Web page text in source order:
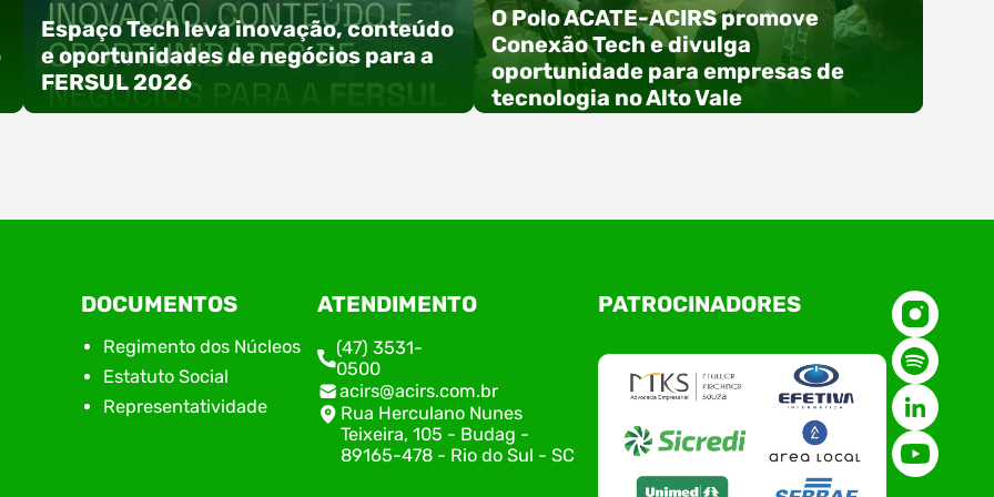
Espaço Tech leva inovação, conteúdo
e oportunidades de negócios para a
FERSUL 2026
A 15ª FERSUL – Feira Multissetorial do Alto Vale
do Itajaí acontece nos dias 12, 13 e 14 de agosto
de 2026, no Centro de Eventos Hermann
Purnhagen, e contará com uma programação
especial voltada à tecnologia, inovação e
empreendedorismo. Durante os três dias de
feira, o Espaço Tech será um dos palcos
O Polo ACATE-ACIRS promove
Conexão Tech e divulga
oportunidade para empresas de
tecnologia no Alto Vale
O Polo ACATE-ACIRS, por meio do NIAVI – Núcleo
de Tecnologia da Informação do Alto Vale do
Conexão Tech NIAVI, reunindo empresas de
tecnologia da região para uma noite de
networking, conteúdo estratégico e
apresentação de novas iniciativas para o setor.
O encontro aconteceu em Rio…
DOCUMENTOS
Regimento dos Núcleos
Estatuto Social
Representatividade
ATENDIMENTO
(47) 3531-
0500
acirs@acirs.com.br
Rua Herculano Nunes
Teixeira, 105 - Budag -
89165-478 - Rio do Sul - SC
PATROCINADORES